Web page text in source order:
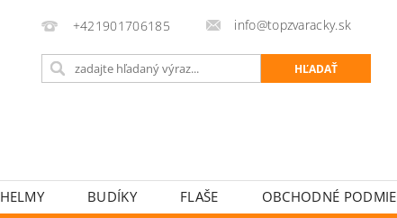
+421901706185 info@topzvaracky.sk
HELMY BUDÍKY FLAŠE OBCHODNÉ